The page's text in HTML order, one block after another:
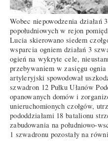
Wobec niepowodzenia działań
popołudniowych w rejon
Lucia skierowano siedem
wsparcia ogniem działań 3
ogień na wykryte cele,
przebywaniem w zasięgu
artyleryjski spowodował
szwadron 12 Pułku Ułanów
opanowanych domów i
unieruchomionych czołgów,
pododdziałami 18 batalionu
zabudowania na południowo-
1 szwadronu pozostały na